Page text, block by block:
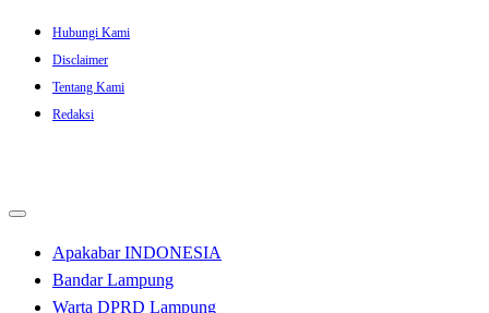
Skip
content
Hubungi Kami
Disclaimer
Tentang Kami
Redaksi
Apakabar INDONESIA
Bandar Lampung
Warta DPRD Lampung